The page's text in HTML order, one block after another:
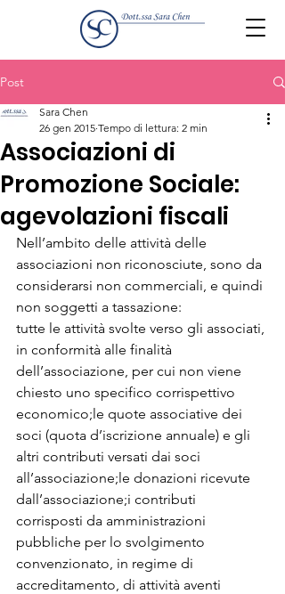
Post
Associazioni di
Promozione Sociale:
agevolazioni fiscali
Sara Chen
26 gen 2015 Tempo di lettura: 2 min
Nell’ambito delle attività delle
associazioni non riconosciute, sono da
considerarsi non commerciali, e quindi
non soggetti a tassazione:
tutte le attività svolte verso gli associati,
in conformità alle finalità
dell’associazione, per cui non viene
chiesto uno specifico corrispettivo
economico;le quote associative dei
soci (quota d’iscrizione annuale) e gli
altri contributi versati dai soci
all’associazione;le donazioni ricevute
dall’associazione;i contributi
corrisposti da amministrazioni
pubbliche per lo svolgimento
convenzionato, in regime di
accreditamento, di attività aventi